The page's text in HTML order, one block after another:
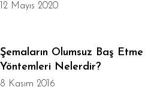
12 Mayıs 2020
Şemaların Olumsuz Baş Etme
Yöntemleri Nelerdir?
8 Kasım 2016